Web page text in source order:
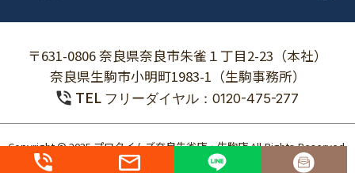
〒631-0806 奈良県奈良市朱雀１丁目2-23（本社）
奈良県生駒市小明町1983-1（生駒事務所）
TEL フリーダイヤル：0120-475-277
Copyright © 2025 プロタイムズ奈良朱雀店・生駒店 All Rights Reserved.
個人情報保護方針